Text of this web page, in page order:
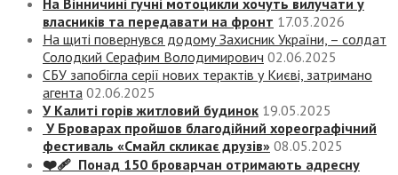
На Вінничині гучні мотоцикли хочуть вилучати у
власників та передавати на фронт 17.03.2026
На щиті повернувся додому Захисник України, – солдат
Солодкий Серафим Володимирович 02.06.2025
СБУ запобігла серії нових терактів у Києві, затримано
агента 02.06.2025
У Калиті горів житловий будинок 19.05.2025
У Броварах пройшов благодійний хореографічний
фестиваль «Смайл скликає друзів» 08.05.2025
❤️‍🩹 Понад 150 броварчан отримають адресну